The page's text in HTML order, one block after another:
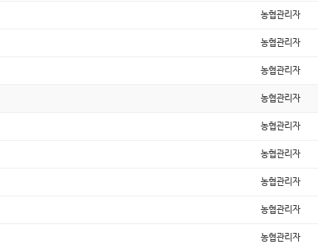
농협관리자
농협관리자
농협관리자
농협관리자
농협관리자
농협관리자
농협관리자
농협관리자
농협관리자